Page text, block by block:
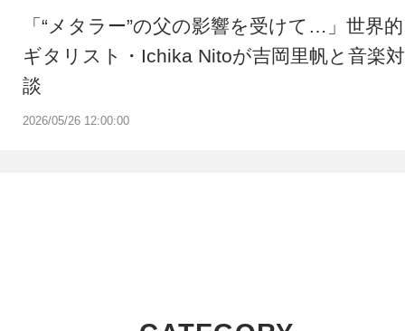
2026/05/26 12:00:00
「“メタラー”の父の影響を受けて…」世界的
ギタリスト・Ichika Nitoが吉岡里帆と音楽対
談